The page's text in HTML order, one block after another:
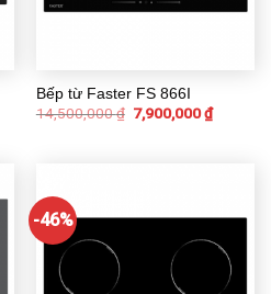
Bếp từ Faster FS 866I
14,500,000₫ 7,900,000₫
-46%